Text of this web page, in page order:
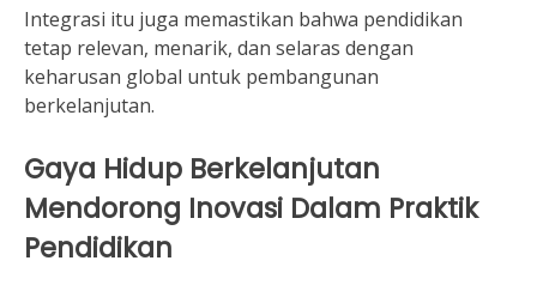
Integrasi itu juga memastikan bahwa pendidikan
tetap relevan, menarik, dan selaras dengan
keharusan global untuk pembangunan
berkelanjutan.
Gaya Hidup Berkelanjutan
Mendorong Inovasi Dalam Praktik
Pendidikan